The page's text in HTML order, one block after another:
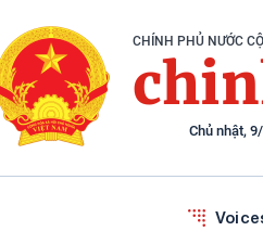
CHÍNH PHỦ NƯỚC
Chủ nhật,